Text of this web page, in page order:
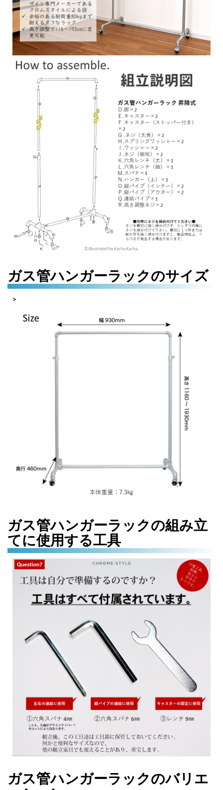
ガス管ハンガーラックのサイズ
>
ガス管ハンガーラックの組み立
てに使用する工具
ガス管ハンガーラックのバリエ